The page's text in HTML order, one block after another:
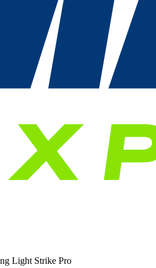
Light Strike Pro